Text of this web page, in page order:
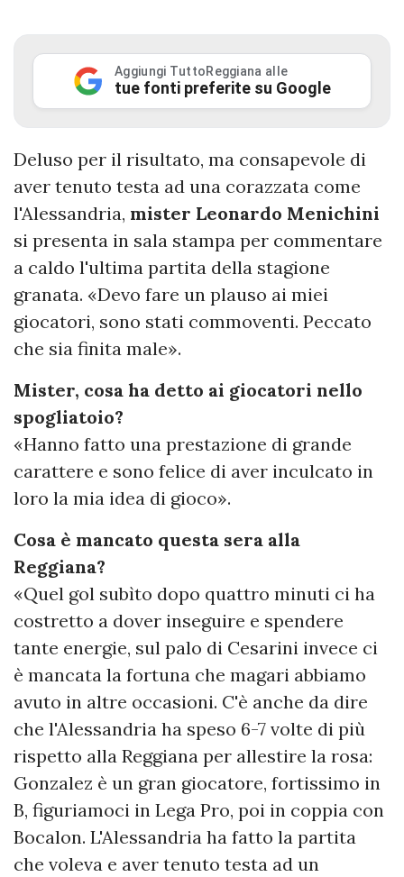
Aggiungi TuttoReggiana alle
tue fonti preferite su Google
Deluso per il risultato, ma consapevole di
aver tenuto testa ad una corazzata come
l'Alessandria, mister Leonardo Menichini
si presenta in sala stampa per commentare
a caldo l'ultima partita della stagione
granata. «Devo fare un plauso ai miei
giocatori, sono stati commoventi. Peccato
che sia finita male».
Mister, cosa ha detto ai giocatori nello
spogliatoio?
«Hanno fatto una prestazione di grande
carattere e sono felice di aver inculcato in
loro la mia idea di gioco».
Cosa è mancato questa sera alla
Reggiana?
«Quel gol subìto dopo quattro minuti ci ha
costretto a dover inseguire e spendere
tante energie, sul palo di Cesarini invece ci
è mancata la fortuna che magari abbiamo
avuto in altre occasioni. C'è anche da dire
che l'Alessandria ha speso 6-7 volte di più
rispetto alla Reggiana per allestire la rosa:
Gonzalez è un gran giocatore, fortissimo in
B, figuriamoci in Lega Pro, poi in coppia con
Bocalon. L'Alessandria ha fatto la partita
che voleva e aver tenuto testa ad un